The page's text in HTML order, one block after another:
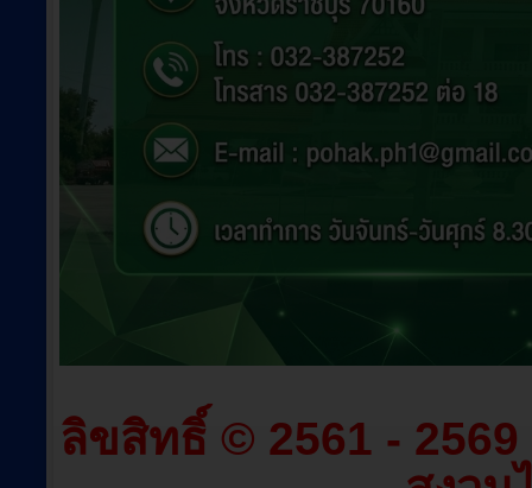
ลิขสิทธิ์ © 2561 -